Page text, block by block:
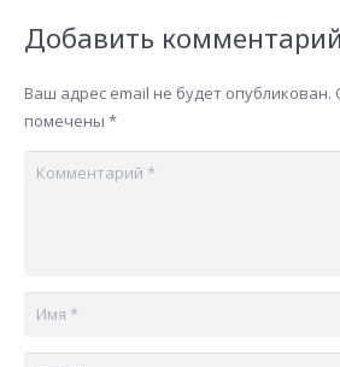
Добавить комментарий
Ваш адрес email не будет опубликован.
помечены *